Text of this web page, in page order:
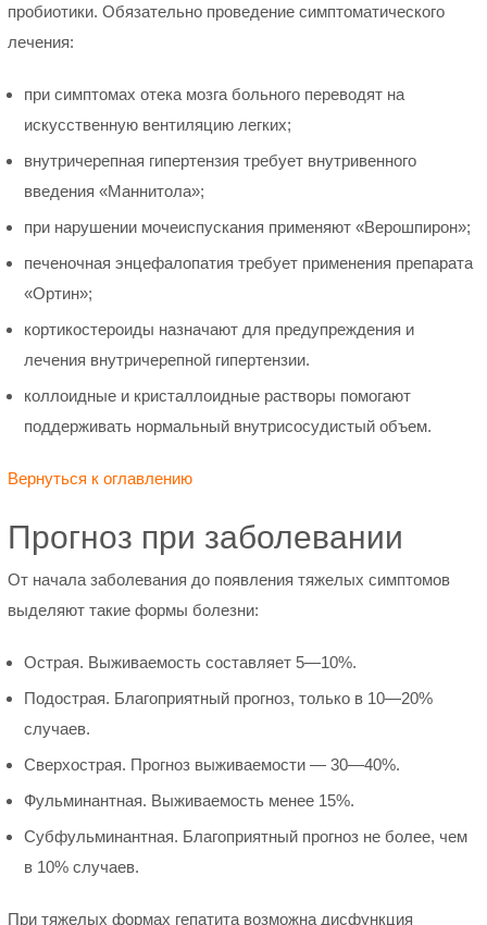
пробиотики. Обязательно проведение симптоматического
лечения:
при симптомах отека мозга больного переводят на
искусственную вентиляцию легких;
внутричерепная гипертензия требует внутривенного
введения «Маннитола»;
при нарушении мочеиспускания применяют «Верошпирон»;
печеночная энцефалопатия требует применения препарата
«Ортин»;
кортикостероиды назначают для предупреждения и
лечения внутричерепной гипертензии.
коллоидные и кристаллоидные растворы помогают
поддерживать нормальный внутрисосудистый объем.
Вернуться к оглавлению
Прогноз при заболевании
От начала заболевания до появления тяжелых симптомов
выделяют такие формы болезни:
Острая. Выживаемость составляет 5—10%.
Подострая. Благоприятный прогноз, только в 10—20%
случаев.
Сверхострая. Прогноз выживаемости — 30—40%.
Фульминантная. Выживаемость менее 15%.
Субфульминантная. Благоприятный прогноз не более, чем
в 10% случаев.
При тяжелых формах гепатита возможна дисфункция